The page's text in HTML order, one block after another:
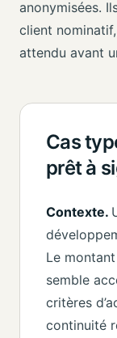
anonymisées.
client
attendu avant
Cas
prêt à
Contexte.
Le
semble
critères
continuité